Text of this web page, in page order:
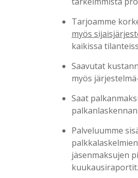
Tarjoamme
myös
kaikissa
Saavutat
myös
Saat
Palveluumme
jäsenmaksujen
kuukausiraportit.